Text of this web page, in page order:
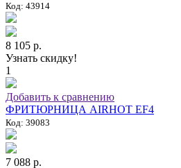
Код: 43914
8 105 р.
Узнать скидку!
1
Добавить к сравнению
ФРИТЮРНИЦА AIRHOT EF4
Код: 39083
7 088 р.